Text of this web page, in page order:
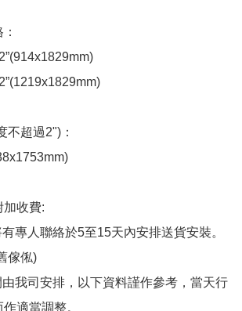
不超過2")：
加收費:
專人聯絡於5至15天內安排送貨安裝。
傢俬)
我司安排，以下資料謹作參考，當天行
適當調整。